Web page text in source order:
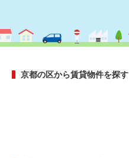
京都の区から賃貸物件を探す